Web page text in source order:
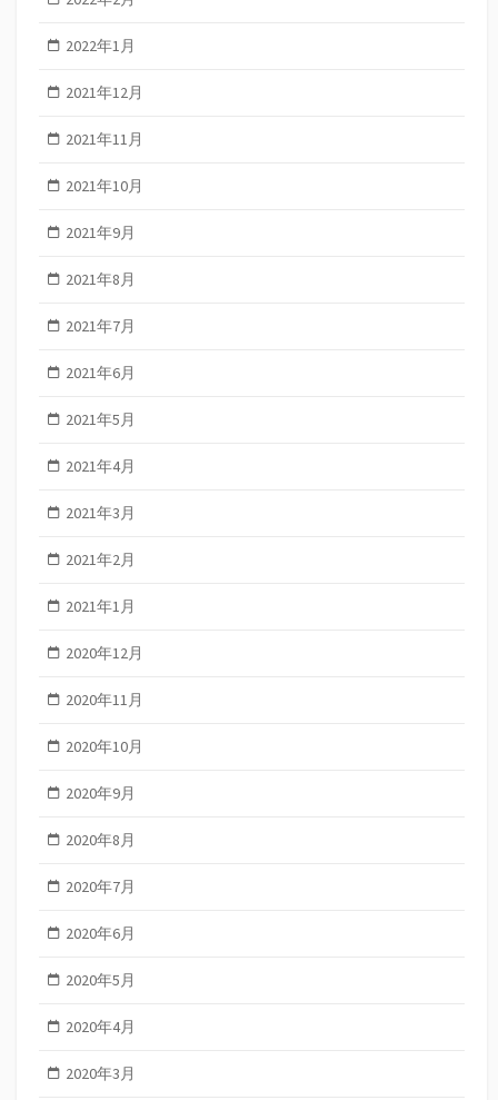
2022年1月
2021年12月
2021年11月
2021年10月
2021年9月
2021年8月
2021年7月
2021年6月
2021年5月
2021年4月
2021年3月
2021年2月
2021年1月
2020年12月
2020年11月
2020年10月
2020年9月
2020年8月
2020年7月
2020年6月
2020年5月
2020年4月
2020年3月